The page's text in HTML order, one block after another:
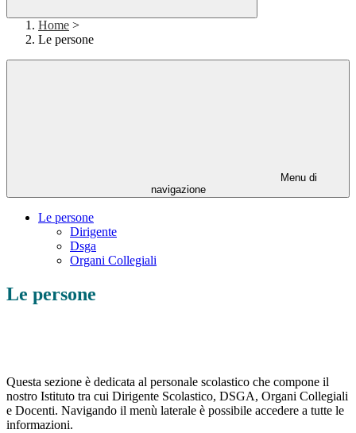
Home >
Le persone
Menu di
navigazione
Le persone
Dirigente
Dsga
Organi Collegiali
Le persone
Questa sezione è dedicata al personale scolastico che compone il
nostro Istituto tra cui Dirigente Scolastico, DSGA, Organi Collegiali
e Docenti. Navigando il menù laterale è possibile accedere a tutte le
informazioni.